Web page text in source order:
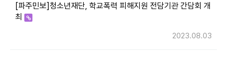
[파주민보]청소년재단, 학교폭력 피해지원 전담기관 간담회 개
최
2023.08.03